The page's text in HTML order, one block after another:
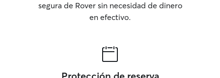
segura de Rover sin necesidad de dinero
en efectivo.